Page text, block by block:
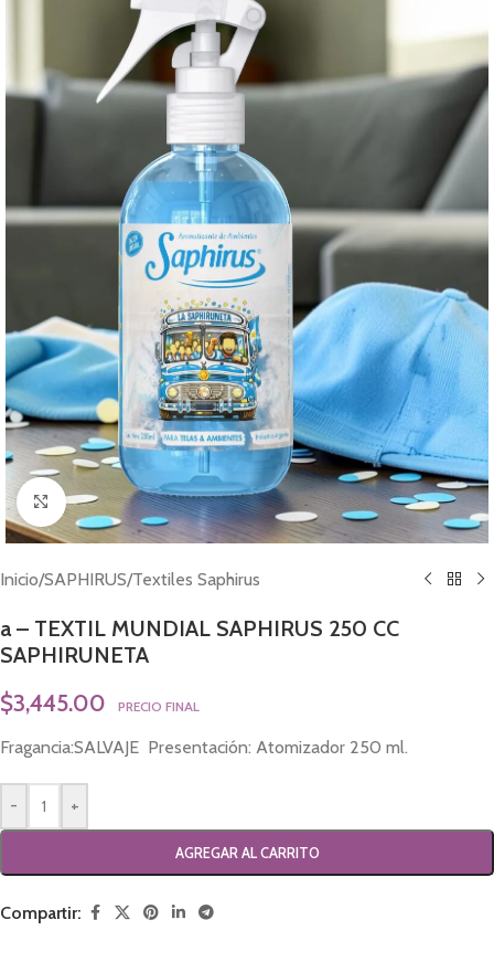
Click to enlarge
Inicio/SAPHIRUS/Textiles Saphirus
a – TEXTIL MUNDIAL SAPHIRUS 250 CC
SAPHIRUNETA
$3,445.00 PRECIO FINAL
Fragancia:SALVAJE Presentación: Atomizador 250 ml.
- +
AGREGAR AL CARRITO
Compartir: